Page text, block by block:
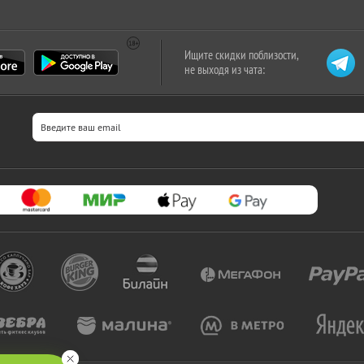
Ищите скидки поблизости,
не выходя из чата: